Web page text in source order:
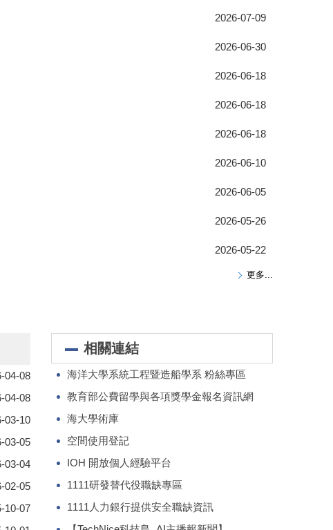
2026-07-09
2026-06-30
2026-06-18
2026-06-18
2026-06-18
2026-06-10
2026-06-05
2026-05-26
2026-05-22
更多...
04-08
04-08
03-10
03-05
03-04
02-05
10-07
相關連結
海洋大學系統工程暨造船學系 粉絲專區
教育部公費留學與各項獎學金報名資訊網
海大學術庫
空間使用登記
IOH 開放個人經驗平台
1111研發替代役職缺專區
1111人力銀行提供安全職缺資訊